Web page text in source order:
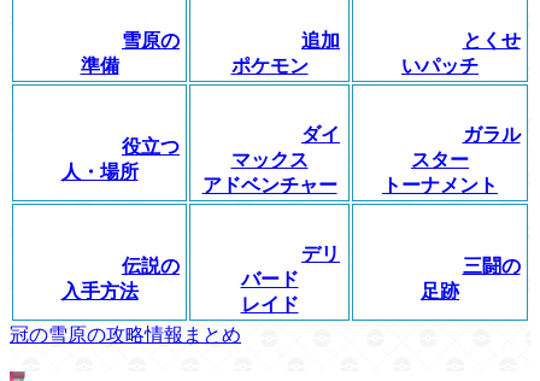
雪原の
準備
追加
ポケモン
とくせ
いパッチ
役立つ
人・場所
ダイ
マックス
アドベンチャー
ガラル
スター
トーナメント
伝説の
入手方法
デリ
バード
レイド
三闘の
足跡
冠の雪原の攻略情報まとめ